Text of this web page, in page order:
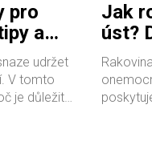
pro
a
udržet
V tomto
je důležité
Jak
úst?